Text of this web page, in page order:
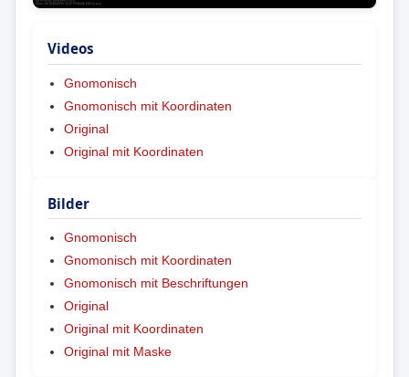
Videos
Gnomonisch
Gnomonisch mit Koordinaten
Original
Original mit Koordinaten
Bilder
Gnomonisch
Gnomonisch mit Koordinaten
Gnomonisch mit Beschriftungen
Original
Original mit Koordinaten
Original mit Maske